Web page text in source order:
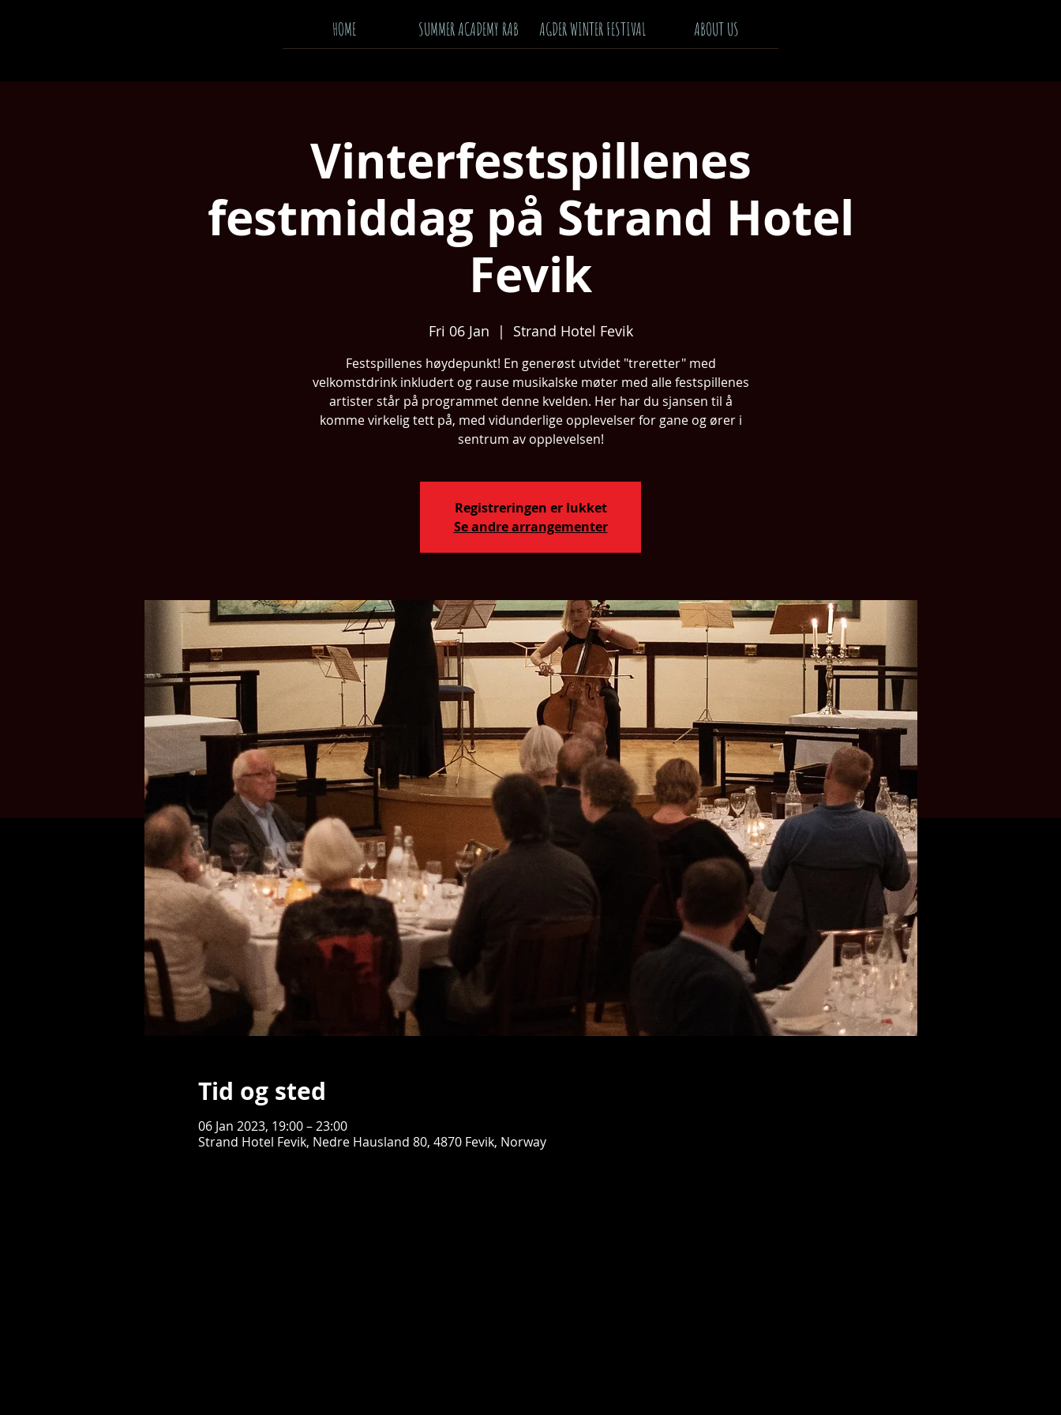
HOME SUMMER ACADEMY RAB AGDER WINTER FESTIVAL ABOUT US
Vinterfestspillenes
festmiddag på Strand Hotel
Fevik
Fri 06 Jan
  |
Strand Hotel Fevik
Festspillenes høydepunkt! En generøst utvidet "treretter" med
velkomstdrink inkludert og rause musikalske møter med alle festspillenes
artister står på programmet denne kvelden. Her har du sjansen til å
komme virkelig tett på, med vidunderlige opplevelser for gane og ører i
sentrum av opplevelsen!
Registreringen er lukket
Se andre arrangementer
Tid og sted
06 Jan 2023, 19:00 – 23:00
Strand Hotel Fevik, Nedre Hausland 80, 4870 Fevik, Norway